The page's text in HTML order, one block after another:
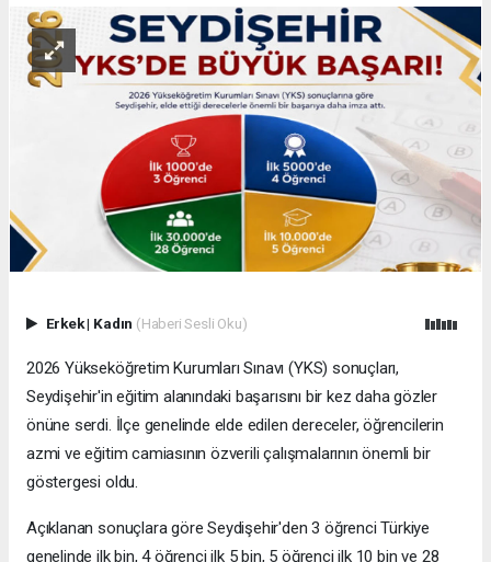
Erkek| Kadın (Haberi Sesli Oku)
2026 Yükseköğretim Kurumları Sınavı (YKS) sonuçları,
Seydişehir'in eğitim alanındaki başarısını bir kez daha gözler
önüne serdi. İlçe genelinde elde edilen dereceler, öğrencilerin
azmi ve eğitim camiasının özverili çalışmalarının önemli bir
göstergesi oldu.
Açıklanan sonuçlara göre Seydişehir'den 3 öğrenci Türkiye
genelinde ilk bin, 4 öğrenci ilk 5 bin, 5 öğrenci ilk 10 bin ve 28